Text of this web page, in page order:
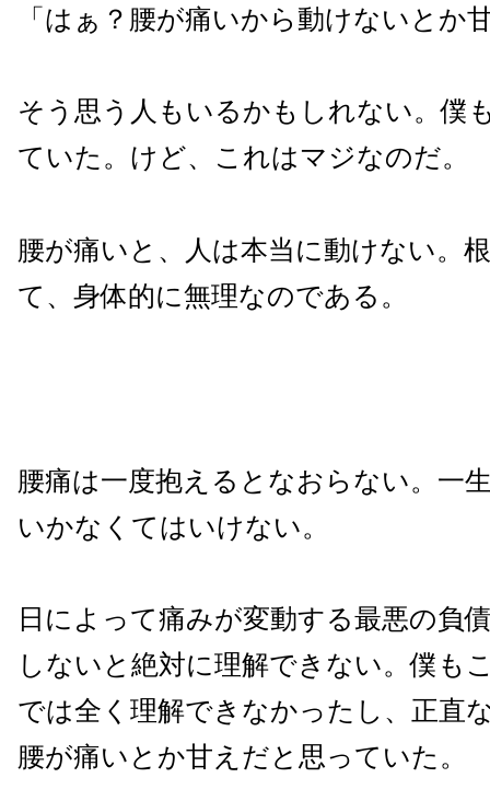
「はぁ？腰が痛いから動けないとか
そう思う人もいるかもしれない。僕
ていた。けど、これはマジなのだ。
腰が痛いと、人は本当に動けない。
て、身体的に無理なのである。
腰痛は一度抱えるとなおらない。一
いかなくてはいけない。
日によって痛みが変動する最悪の負
しないと絶対に理解できない。僕も
では全く理解できなかったし、正直
腰が痛いとか甘えだと思っていた。